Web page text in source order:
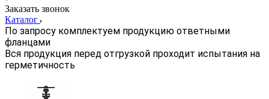
Заказать звонок
Каталог
По запросу комплектуем продукцию ответными
фланцами
Вся продукция перед отгрузкой проходит испытания на
герметичность